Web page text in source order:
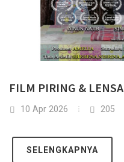
FILM PIRING & LENSA
10 Apr 2026 205
SELENGKAPNYA